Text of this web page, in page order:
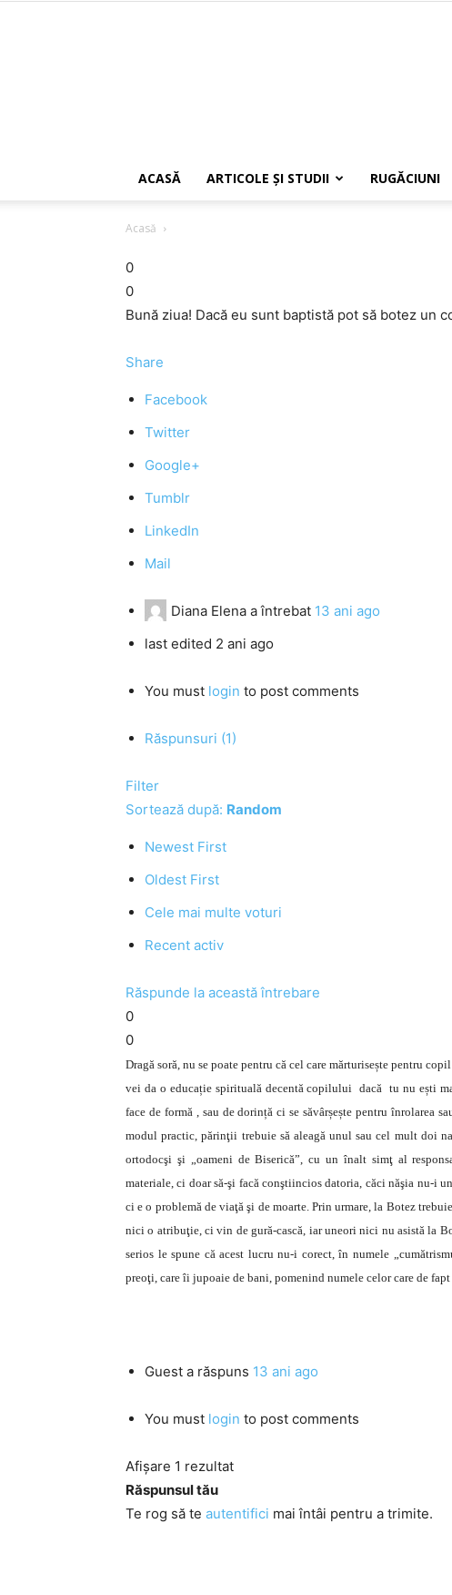
ACASĂ ARTICOLE ŞI STUDII RUGĂCIUNI
Acasă
0
0
Bună ziua! Dacă eu sunt baptistă pot să botez un
Share
Facebook
Twitter
Google+
Tumblr
LinkedIn
Mail
Diana Elena a întrebat 13 ani ago
last edited 2 ani ago
You must login to post comments
Răspunsuri (1)
Filter
Sortează după: Random
Newest First
Oldest First
Cele mai multe voturi
Recent activ
Răspunde la această întrebare
0
0
Dragă soră, nu se poate pentru că cel care mărturisește pentru
vei da o educație spirituală decentă copilului dacă tu nu ești
face de formă , sau de dorință ci se săvârșește pentru înrolarea
modul practic, părinţii trebuie să aleagă unul sau cel mult doi
ortodocşi şi „oameni de Biserică”, cu un înalt simţ al
materiale, ci doar să-şi facă conştiincios datoria, căci năşia nu-i
ci e o problemă de viaţă şi de moarte. Prin urmare, la Botez
nici o atribuţie, ci vin de gură-cască, iar uneori nici nu asistă la
serios le spune că acest lucru nu-i corect, în numele
preoţi, care îi jupoaie de bani, pomenind numele celor care de
Guest a răspuns 13 ani ago
You must login to post comments
Afișare 1 rezultat
Răspunsul tău
Te rog să te autentifici mai întâi pentru a trimite.